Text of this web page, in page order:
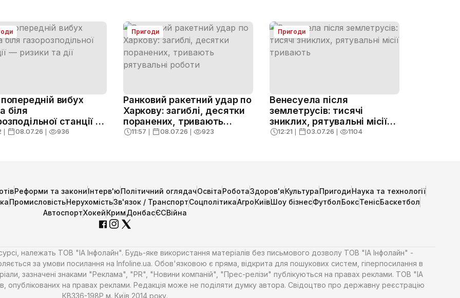
попередній вибух
біля
станції —
та дії
❘ 08.07.26 ❘ 936
Пригоди
Ранковий ракетний удар по
Харкову: загиблі, десятки
поранених, тривають
рятувальні роботи
11:57 ❘ 08.07.26 ❘ 923
Пригоди
Венесуела після
землетрусів: тисячі
зниклих, рятувальні місії
тривають
12:21 ❘ 03.07.26 ❘ 1104
Реформи та закониІнтерв'юПолітичний оглядачОсвітаРоботаЗдоров'яКультураПригодиНаука та технології
ПромисловістьНерухомістьЗв'язок / ТранспортСоцполітикаАгроКиївШоу бізнесФутболБоксТенісБаскетбол
АвтоспортХокейКримДонбасЄСВійна
належать ТОВ "ІА Інфолайн". Будь-яке використання матеріалів без письмового дозволу ТОВ "ІА Інфолайн" -
за умови посилання на Infoline.ua. Обов'язковою є пряма, відкрита для пошукових систем, гіперпосилання в
зазначені знаками "Реклама", "PR", "Новини компаній", "Прес-релізи" публікуються на правах реклами. ТОВ "ІА
опублікованих на правах реклами. Редакція може не поділяти думку автора. Свідоцтво про державну реєстрацію
КВ336-198Р м. Київ 2014 року.